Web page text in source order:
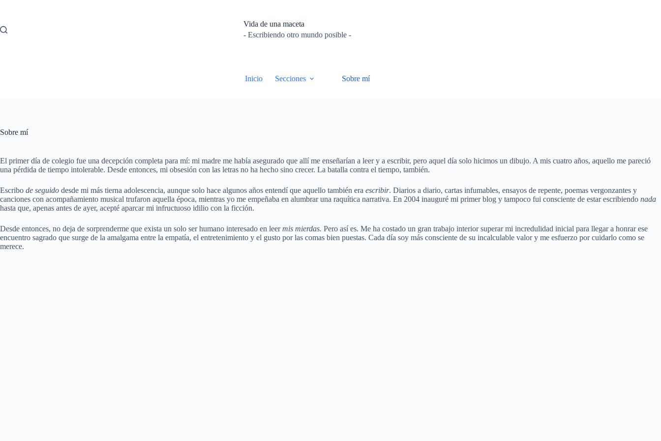
Vida de una maceta
- Escribiendo otro mundo posible -
Inicio Secciones Sobre mí
Sobre mí
El primer día de colegio fue una decepción completa para mí: mi madre me había asegurado que allí me enseñarían a leer y a escribir, pero aquel día solo hicimos un dibujo. A mis cuatro años, aquello me pareció
una pérdida de tiempo intolerable. Desde entonces, mi obsesión con las letras no ha hecho sino crecer. La batalla contra el tiempo, también.
Escribo de seguido desde mi más tierna adolescencia, aunque solo hace algunos años entendí que aquello también era escribir. Diarios a diario, cartas infumables, ensayos de repente, poemas vergonzantes y
canciones con acompañamiento musical trufaron aquella época, mientras yo me empeñaba en alumbrar una raquítica narrativa. En 2004 inauguré mi primer blog y tampoco fui consciente de estar escribiendo nada
hasta que, apenas antes de ayer, acepté aparcar mi infructuoso idilio con la ficción.
Desde entonces, no deja de sorprenderme que exista un solo ser humano interesado en leermis mierdas. Pero así es. Me ha costado un gran trabajo interior superar mi incredulidad inicial para llegar a honrar ese
encuentro sagrado que surge de la amalgama entre la empatía, el entretenimiento y el gusto por las comas bien puestas. Cada día soy más consciente de su incalculable valor y me esfuerzo por cuidarlo como se
merece.